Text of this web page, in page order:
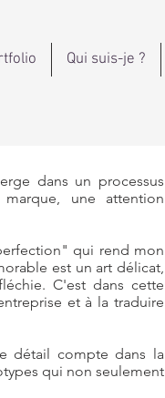
Qui suis-je ?
dans un processus
une attention
qui rend mon
est un art délicat,
C'est dans cette
et à la traduire
détail compte dans la
qui non seulement